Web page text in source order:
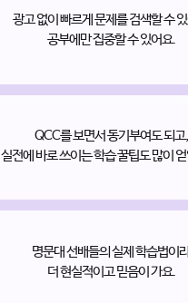
광고 없이 빠르게 문제를 검색할 수
공부에만 집중할 수 있어요.
QCC를 보면서 동기부여도 되고,
실전에 바로 쓰이는 학습 꿀팁도 많이
명문대 선배들의 실제 학습법이
더 현실적이고 믿음이 가요.